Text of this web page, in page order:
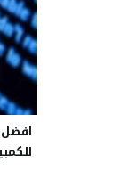
افضل